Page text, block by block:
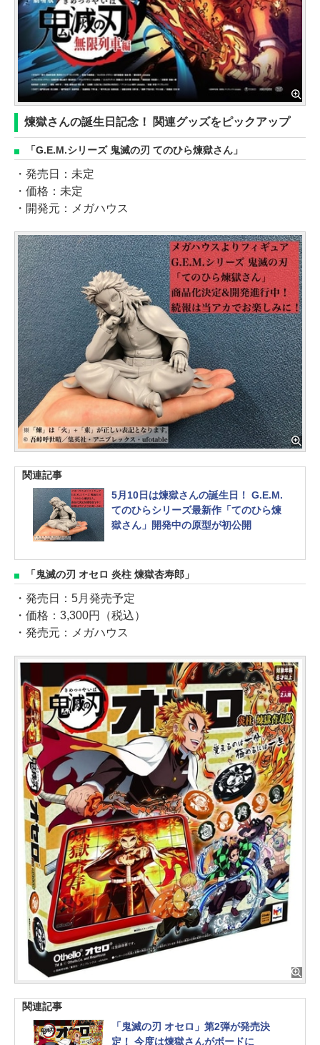
煉獄さんの誕生日記念！ 関連グッズをピックアップ
「G.E.M.シリーズ 鬼滅の刃 てのひら煉獄さん」
・発売日：未定
・価格：未定
・開発元：メガハウス
関連記事
5月10日は煉獄さんの誕生日！ G.E.M.
てのひらシリーズ最新作「てのひら煉
獄さん」開発中の原型が初公開
「鬼滅の刃 オセロ 炎柱 煉獄杏寿郎」
・発売日：5月発売予定
・価格：3,300円（税込）
・発売元：メガハウス
関連記事
「鬼滅の刃 オセロ」第2弾が発売決
定！ 今度は煉獄さんがボードに